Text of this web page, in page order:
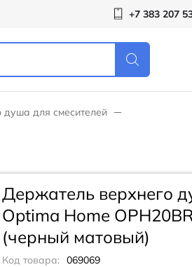
+7 383 207
душа для смесителей
Держатель верхнего
Optima Home
(черный матовый)
Код товара: 069069